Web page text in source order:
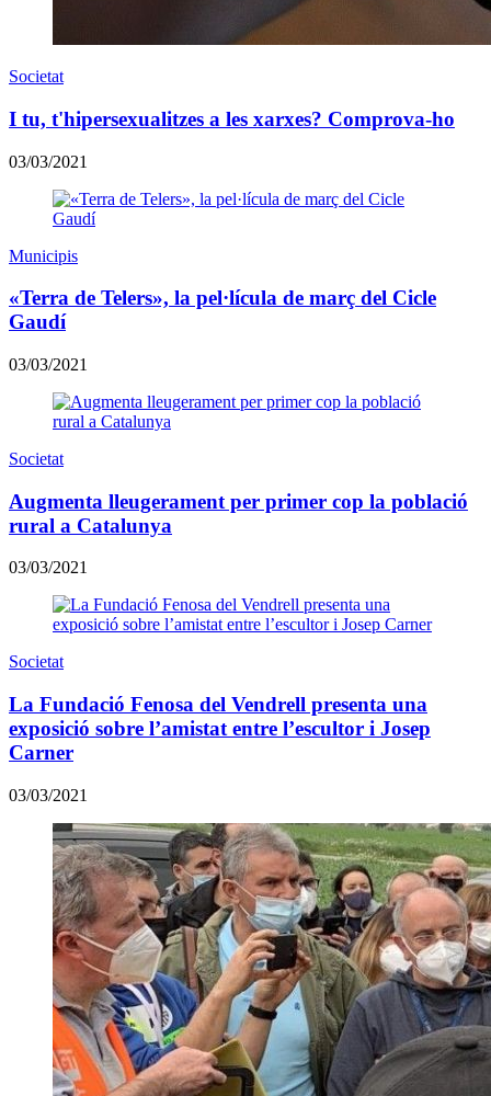
Societat
I tu, t'hipersexualitzes a les xarxes? Comprova-ho
03/03/2021
Municipis
«Terra de Telers», la pel·lícula de març del Cicle
Gaudí
03/03/2021
Societat
Augmenta lleugerament per primer cop la població
rural a Catalunya
03/03/2021
Societat
La Fundació Fenosa del Vendrell presenta una
exposició sobre l’amistat entre l’escultor i Josep
Carner
03/03/2021